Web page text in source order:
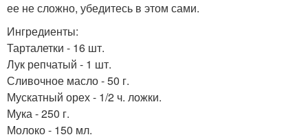
ее не сложно, убедитесь в этом сами.
Ингредиенты:
Тарталетки - 16 шт.
Лук репчатый - 1 шт.
Сливочное масло - 50 г.
Мускатный орех - 1/2 ч. ложки.
Мука - 250 г.
Молоко - 150 мл.